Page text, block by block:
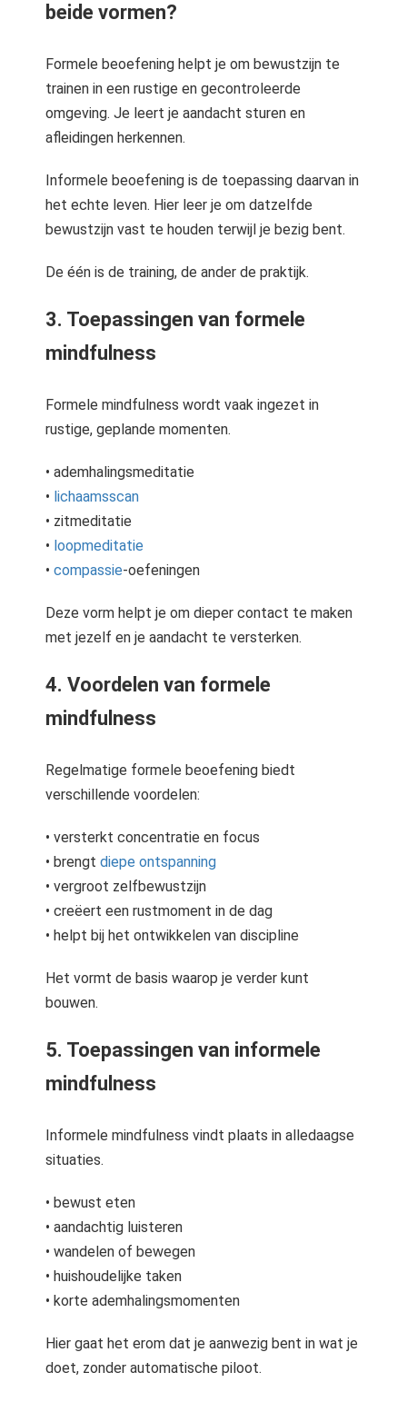
beide vormen?
Formele beoefening helpt je om bewustzijn te
trainen in een rustige en gecontroleerde
omgeving. Je leert je aandacht sturen en
afleidingen herkennen.
Informele beoefening is de toepassing daarvan in
het echte leven. Hier leer je om datzelfde
bewustzijn vast te houden terwijl je bezig bent.
De één is de training, de ander de praktijk.
3. Toepassingen van formele
mindfulness
Formele mindfulness wordt vaak ingezet in
rustige, geplande momenten.
• ademhalingsmeditatie
• lichaamsscan
• zitmeditatie
• loopmeditatie
• compassie-oefeningen
Deze vorm helpt je om dieper contact te maken
met jezelf en je aandacht te versterken.
4. Voordelen van formele
mindfulness
Regelmatige formele beoefening biedt
verschillende voordelen:
• versterkt concentratie en focus
• brengt diepe ontspanning
• vergroot zelfbewustzijn
• creëert een rustmoment in de dag
• helpt bij het ontwikkelen van discipline
Het vormt de basis waarop je verder kunt
bouwen.
5. Toepassingen van informele
mindfulness
Informele mindfulness vindt plaats in alledaagse
situaties.
• bewust eten
• aandachtig luisteren
• wandelen of bewegen
• huishoudelijke taken
• korte ademhalingsmomenten
Hier gaat het erom dat je aanwezig bent in wat je
doet, zonder automatische piloot.